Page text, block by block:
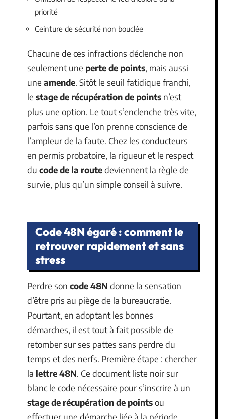
priorité
Ceinture de sécurité non bouclée
Chacune de ces infractions déclenche non
seulement une perte de points, mais aussi
une amende. Sitôt le seuil fatidique franchi,
le stage de récupération de points n’est
plus une option. Le tout s’enclenche très vite,
parfois sans que l’on prenne conscience de
l’ampleur de la faute. Chez les conducteurs
en permis probatoire, la rigueur et le respect
du code de la routedeviennent la règle de
survie, plus qu’un simple conseil à suivre.
Code 48N égaré : comment le
retrouver rapidement et sans
stress
Perdre son code 48N donne la sensation
d’être pris au piège de la bureaucratie.
Pourtant, en adoptant les bonnes
démarches, il est tout à fait possible de
retomber sur ses pattes sans perdre du
temps et des nerfs. Première étape : chercher
la lettre 48N. Ce document liste noir sur
blanc le code nécessaire pour s’inscrire à un
stage de récupération de pointsou
effectuer une démarche liée à la période